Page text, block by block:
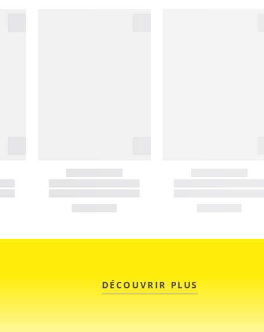
DÉCOUVRIR PLUS